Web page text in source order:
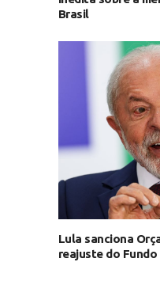
Brasil
Lula sanciona
reajuste do